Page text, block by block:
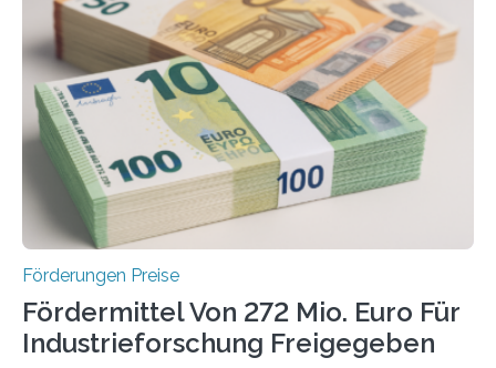
Förderungen Preise
Fördermittel Von 272 Mio. Euro Für
Industrieforschung Freigegeben